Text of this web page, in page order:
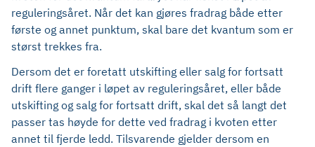
reguleringsåret. Når det kan gjøres fradrag både etter
første og annet punktum, skal bare det kvantum som er
størst trekkes fra.
Dersom det er foretatt utskifting eller salg for fortsatt
drift flere ganger i løpet av reguleringsåret, eller både
utskifting og salg for fortsatt drift, skal det så langt det
passer tas høyde for dette ved fradrag i kvoten etter
annet til fjerde ledd. Tilsvarende gjelder dersom en